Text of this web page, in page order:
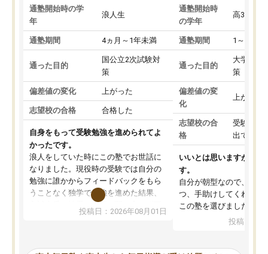
通塾開始時の学
年
浪人生
通塾期間 4ヵ月～1年未満
通った目的
国公立2次試験対
策
偏差値の変化 上がった
志望校の合格 合格した
自身をもって受験勉強を進められてよ
かったです。
浪人をしていた時にこの塾でお世話に
なりました。現役時の受験では自分の
勉強に誰かからフィードバックをもら
うことなく独学で勉強を進めた結果、
入試本番に地歴の学習が間に合わず不
合格となってしまいました。その経験
投稿日：2026年08月01日
通塾開始時
の学年
高3
通塾期間 1～3ヵ月
通った目的
大学入学
策
偏差値の変
化
上がった
志望校の合
格
受験して
出ていな
いいとは思いますが、料
す。
自分が朝型なので、自習
つ、手助けしてくれる設
この塾を選びました。
投稿日：